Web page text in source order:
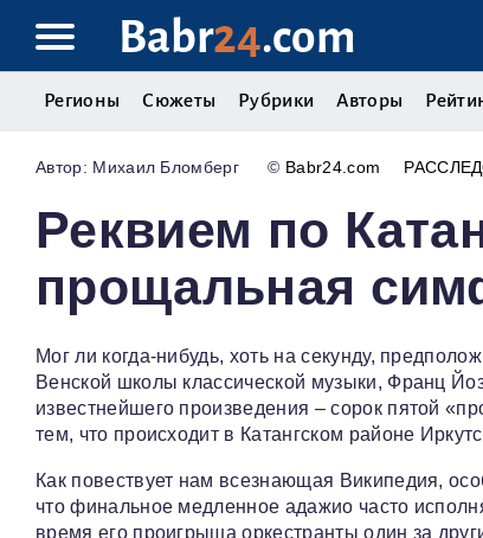
Babr24.com
Регионы Сюжеты Рубрики Авторы
Михаил Бломберг © Babr24.com
Реквием по
прощальная
Мог ли когда-нибудь, хоть на секунду,
Венской школы классической музыки, Франц
известнейшего произведения – сорок пятой
тем, что происходит в Катангском районе
Как повествует нам всезнающая Википедия,
что финальное медленное адажио часто
время его проигрыша оркестранты один за